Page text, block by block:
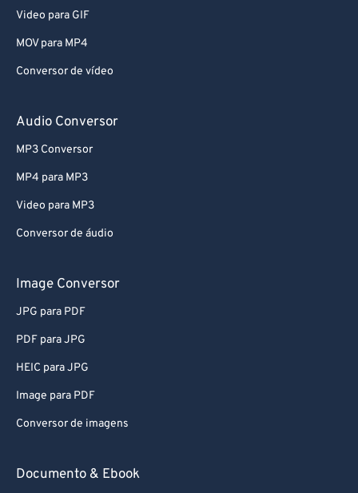
Video para GIF
MOV para MP4
Conversor de vídeo
Audio Conversor
MP3 Conversor
MP4 para MP3
Video para MP3
Conversor de áudio
Image Conversor
JPG para PDF
PDF para JPG
HEIC para JPG
Image para PDF
Conversor de imagens
Documento & Ebook